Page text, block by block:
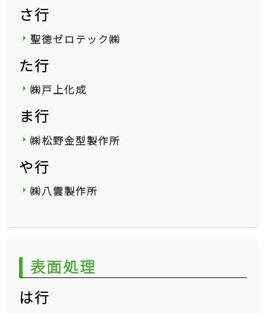
さ行
聖徳ゼロテック㈱
た行
㈱戸上化成
ま行
㈱松野金型製作所
や行
㈱八雲製作所
表面処理
は行